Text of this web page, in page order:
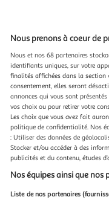
Nous prenons à coeur de
Nous et nos 68 partenaires
identifiants uniques, sur votre
finalités affichées dans la section
consentement, elles seront
annonces qui vous sont
vos choix ou pour retirer votre
Les choix que vous avez fait
politique de confidentialité. Nos
: Utiliser des données de
Stocker et/ou accéder à des
publicités et du contenu, études
Nos équipes ainsi que
Liste de nos partenaires